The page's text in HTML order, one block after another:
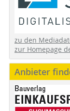
zu den
zur Homepage
Anbieter